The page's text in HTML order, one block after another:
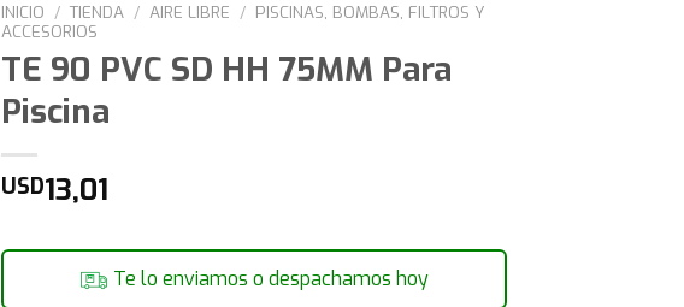
INICIO / TIENDA / AIRE LIBRE / PISCINAS, BOMBAS, FILTROS Y
ACCESORIOS
TE 90 PVC SD HH 75MM Para
Piscina
USD13,01
Te lo enviamos o despachamos hoy